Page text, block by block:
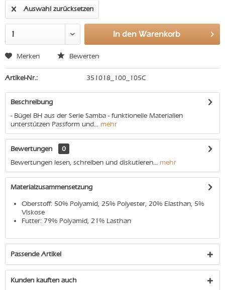
Auswahl zurücksetzen
In den Warenkorb
Merken Bewerten
Artikel-Nr.: 351018_100_105C
Beschreibung
- Bügel BH aus der Serie Samba - funktionelle Materialien
unterstützen Passform und... mehr
Bewertungen
0
Bewertungen lesen, schreiben und diskutieren... mehr
Materialzusammensetzung
Oberstoff: 50% Polyamid, 25% Polyester, 20% Elasthan, 5%
Viskose
Futter: 79% Polyamid, 21% Lasthan
Passende Artikel
Kunden kauften auch